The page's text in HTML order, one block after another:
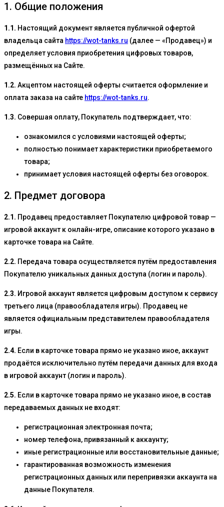
1. Общие положения
1.1. Настоящий документ является публичной офертой
владельца сайта https://wot-tanks.ru (далее — «Продавец») и
определяет условия приобретения цифровых товаров,
размещённых на Сайте.
1.2. Акцептом настоящей оферты считается оформление и
оплата заказа на сайте https://wot-tanks.ru.
1.3. Совершая оплату, Покупатель подтверждает, что:
ознакомился с условиями настоящей оферты;
полностью понимает характеристики приобретаемого
товара;
принимает условия настоящей оферты без оговорок.
2. Предмет договора
2.1. Продавец предоставляет Покупателю цифровой товар —
игровой аккаунт к онлайн-игре, описание которого указано в
карточке товара на Сайте.
2.2. Передача товара осуществляется путём предоставления
Покупателю уникальных данных доступа (логин и пароль).
2.3. Игровой аккаунт является цифровым доступом к сервису
третьего лица (правообладателя игры). Продавец не
является официальным представителем правообладателя
игры.
2.4. Если в карточке товара прямо не указано иное, аккаунт
продаётся исключительно путём передачи данных для входа
в игровой аккаунт (логин и пароль).
2.5. Если в карточке товара прямо не указано иное, в состав
передаваемых данных не входят:
регистрационная электронная почта;
номер телефона, привязанный к аккаунту;
иные регистрационные или восстановительные данные;
гарантированная возможность изменения
регистрационных данных или перепривязки аккаунта на
данные Покупателя.